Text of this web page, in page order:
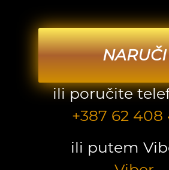
NARUČI
ili poručite
+387 62 408
ili putem